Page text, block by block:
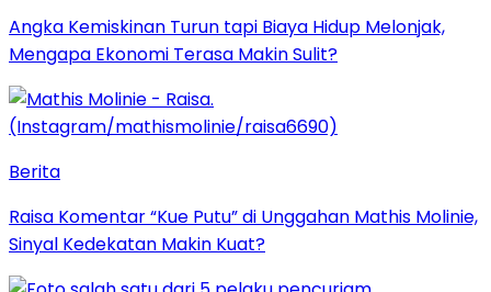
Angka Kemiskinan Turun tapi Biaya Hidup Melonjak,
Mengapa Ekonomi Terasa Makin Sulit?
Berita
Raisa Komentar “Kue Putu” di Unggahan Mathis Molinie,
Sinyal Kedekatan Makin Kuat?